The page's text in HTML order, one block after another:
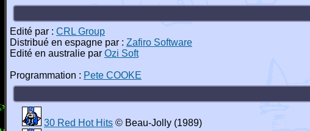
Edité par : CRL Group
Distribué en espagne par : Zafiro Software
Edité en australie par Ozi Soft
Programmation : Pete COOKE
30 Red Hot Hits © Beau-Jolly (1989)